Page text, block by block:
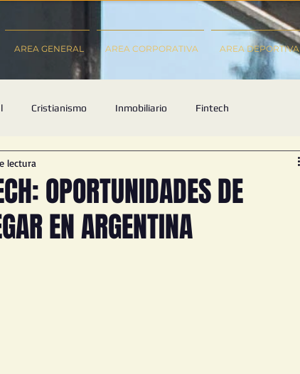
AREA GENERAL AREA CORPORATIVA AREA DEPORTIVA
Cristianismo Inmobiliario Fintech
Derecho Corporativo
Arbitraje Sociedaes
OPORTUNIDADES DE
EN ARGENTINA
lectura